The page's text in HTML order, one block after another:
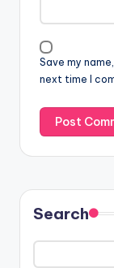
Save my
next time I
Search